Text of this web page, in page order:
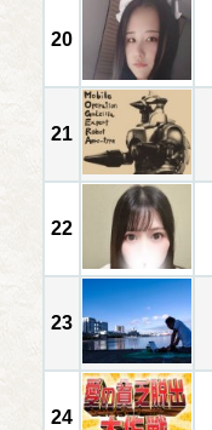
20
21
22
23
24